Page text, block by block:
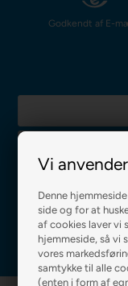
Vi
Denne
side og for at
af cookies laver vi
hjemmeside, så vi
vores
samtykke til alle
(enten i form af
Godkendt af E-